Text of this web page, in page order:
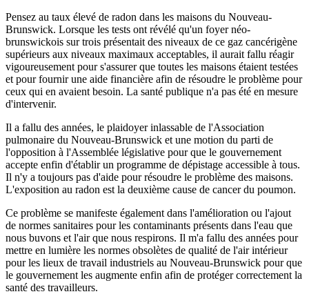
Pensez au taux élevé de radon dans les maisons du Nouveau-
Brunswick. Lorsque les tests ont révélé qu'un foyer néo-
brunswickois sur trois présentait des niveaux de ce gaz cancérigène
supérieurs aux niveaux maximaux acceptables, il aurait fallu réagir
vigoureusement pour s'assurer que toutes les maisons étaient testées
et pour fournir une aide financière afin de résoudre le problème pour
ceux qui en avaient besoin. La santé publique n'a pas été en mesure
d'intervenir.
Il a fallu des années, le plaidoyer inlassable de l'Association
pulmonaire du Nouveau-Brunswick et une motion du parti de
l'opposition à l'Assemblée législative pour que le gouvernement
accepte enfin d'établir un programme de dépistage accessible à tous.
Il n'y a toujours pas d'aide pour résoudre le problème des maisons.
L'exposition au radon est la deuxième cause de cancer du poumon.
Ce problème se manifeste également dans l'amélioration ou l'ajout
de normes sanitaires pour les contaminants présents dans l'eau que
nous buvons et l'air que nous respirons. Il m'a fallu des années pour
mettre en lumière les normes obsolètes de qualité de l'air intérieur
pour les lieux de travail industriels au Nouveau-Brunswick pour que
le gouvernement les augmente enfin afin de protéger correctement la
santé des travailleurs.